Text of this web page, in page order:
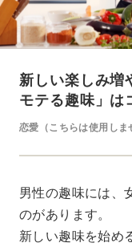
新しい楽しみ増
モテる趣味」は
恋愛（こちらは使用しま
男性の趣味には、
のがあります。
新しい趣味を始め